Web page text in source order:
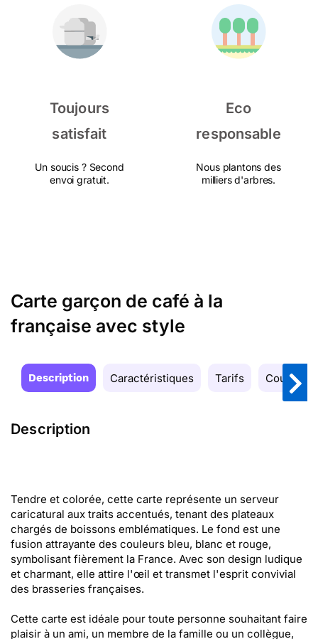
Toujours
satisfait
Un soucis ? Second
envoi gratuit.
Eco
responsable
Nous plantons des
milliers d'arbres.
Carte garçon de café à la
française avec style
Description Caractéristiques Tarifs Couleurs
Description
Tendre et colorée, cette carte représente un serveur
caricatural aux traits accentués, tenant des plateaux
chargés de boissons emblématiques. Le fond est une
fusion attrayante des couleurs bleu, blanc et rouge,
symbolisant fièrement la France. Avec son design ludique
et charmant, elle attire l'œil et transmet l'esprit convivial
des brasseries françaises.
Cette carte est idéale pour toute personne souhaitant faire
plaisir à un ami, un membre de la famille ou un collègue,